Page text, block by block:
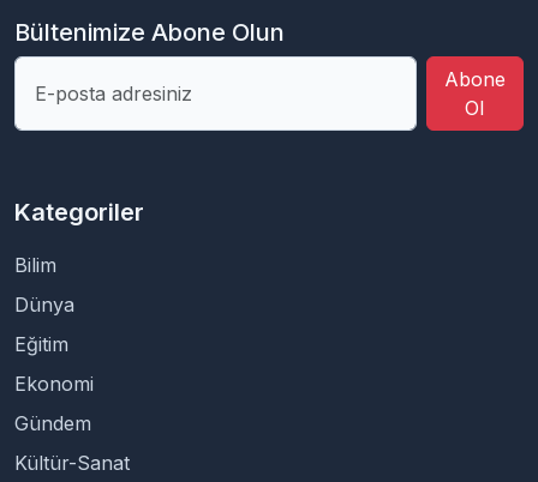
Bültenimize Abone Olun
Abone
Ol
Kategoriler
Bilim
Dünya
Eğitim
Ekonomi
Gündem
Kültür-Sanat